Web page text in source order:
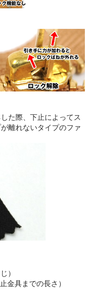
た際、下止によってス
離れないタイプのファ
）
金具までの長さ）